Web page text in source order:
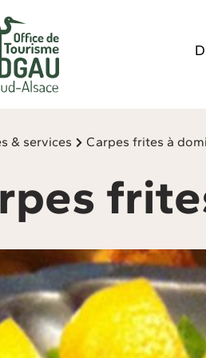
& services Carpes frites à